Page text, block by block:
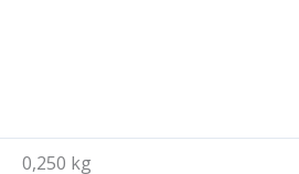
0,250 kg